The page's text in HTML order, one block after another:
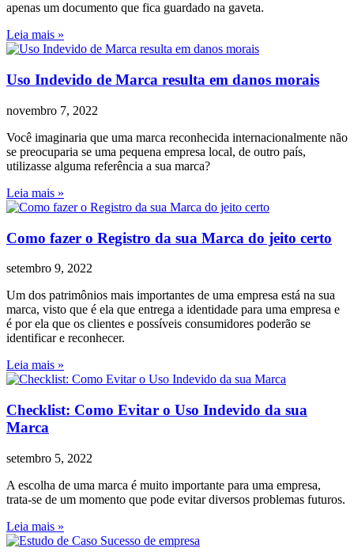
apenas um documento que fica guardado na gaveta.
Leia mais »
Uso Indevido de Marca resulta em danos morais
novembro 7, 2022
Você imaginaria que uma marca reconhecida internacionalmente não
se preocuparia se uma pequena empresa local, de outro país,
utilizasse alguma referência a sua marca?
Leia mais »
Como fazer o Registro da sua Marca do jeito certo
setembro 9, 2022
Um dos patrimônios mais importantes de uma empresa está na sua
marca, visto que é ela que entrega a identidade para uma empresa e
é por ela que os clientes e possíveis consumidores poderão se
identificar e reconhecer.
Leia mais »
Checklist: Como Evitar o Uso Indevido da sua
Marca
setembro 5, 2022
A escolha de uma marca é muito importante para uma empresa,
trata-se de um momento que pode evitar diversos problemas futuros.
Leia mais »